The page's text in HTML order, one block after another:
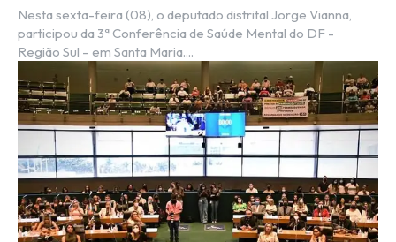
Nesta sexta-feira (08), o deputado distrital Jorge Vianna,
participou da 3ª Conferência de Saúde Mental do DF -
Região Sul – em Santa Maria....